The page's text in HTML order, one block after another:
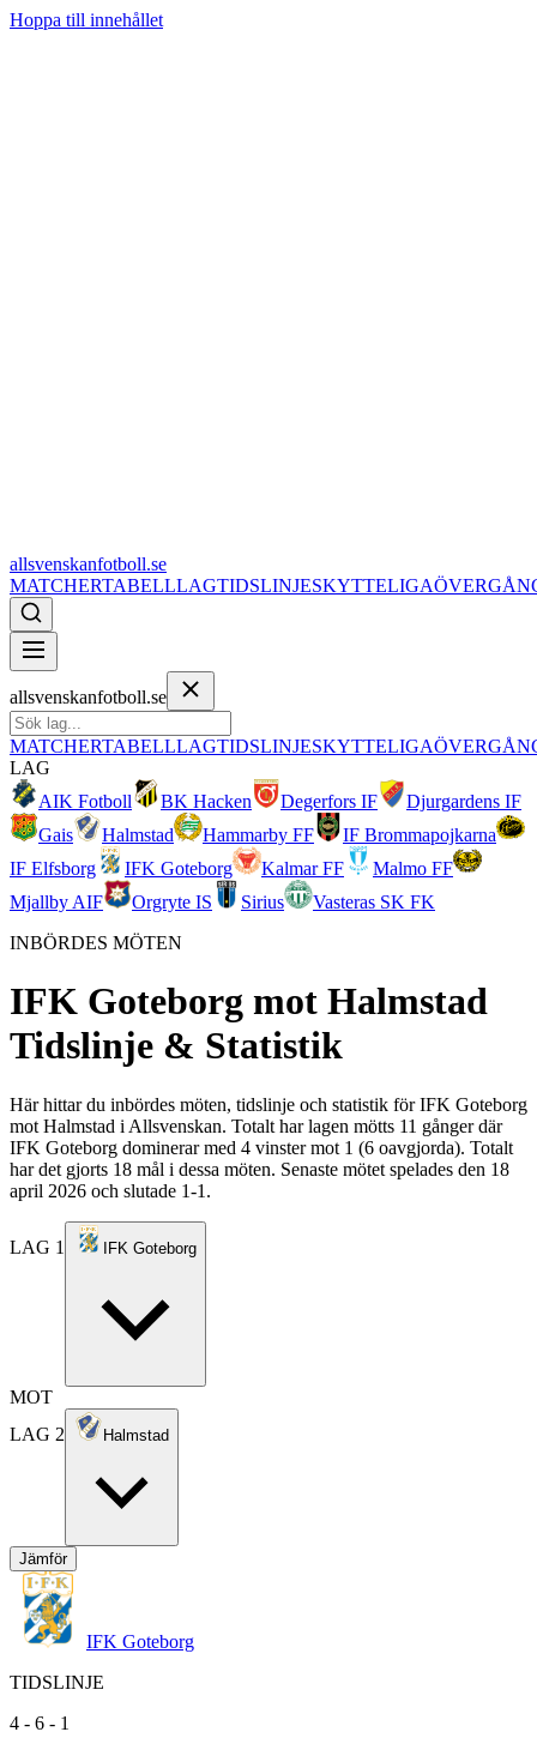
Hoppa till innehållet
allsvenskanfotboll.se
MATCHERTABELLLAGTIDSLINJESKYTTELIGA
allsvenskanfotboll.se
MATCHERTABELLLAGTIDSLINJESKYTTELIGA
LAG
AIK Fotboll
BK Hacken Degerfors IF
Djurgardens IF
Gais
Halmstad Hammarby FF
IF Brommapojkarna
IF Elfsborg
IFK Goteborg Kalmar FF
Malmo FF
Mjallby AIF
Orgryte IS Sirius
Vasteras SK FK
INBÖRDES MÖTEN
IFK Goteborg mot Halmstad
Tidslinje & Statistik
Här hittar du inbördes möten, tidslinje och statistik för IFK Goteborg
mot Halmstad i Allsvenskan. Totalt har lagen mötts 11 gånger där
IFK Goteborg dominerar med 4 vinster mot 1 (6 oavgjorda). Totalt
har det gjorts 18 mål i dessa möten. Senaste mötet spelades den 18
april 2026 och slutade 1-1.
LAG 1 IFK Goteborg
MOT
LAG 2
Halmstad
Jämför
IFK Goteborg
TIDSLINJE
4 - 6 - 1